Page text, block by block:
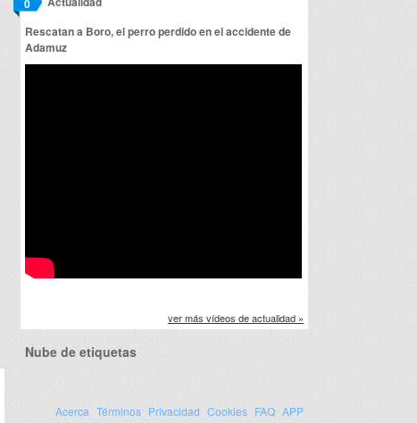
0
Rescatan a Boro, el perro perdido en el accidente de
Adamuz
ver más vídeos de actualidad »
Nube de etiquetas
Acerca Términos Privacidad Cookies FAQ APP